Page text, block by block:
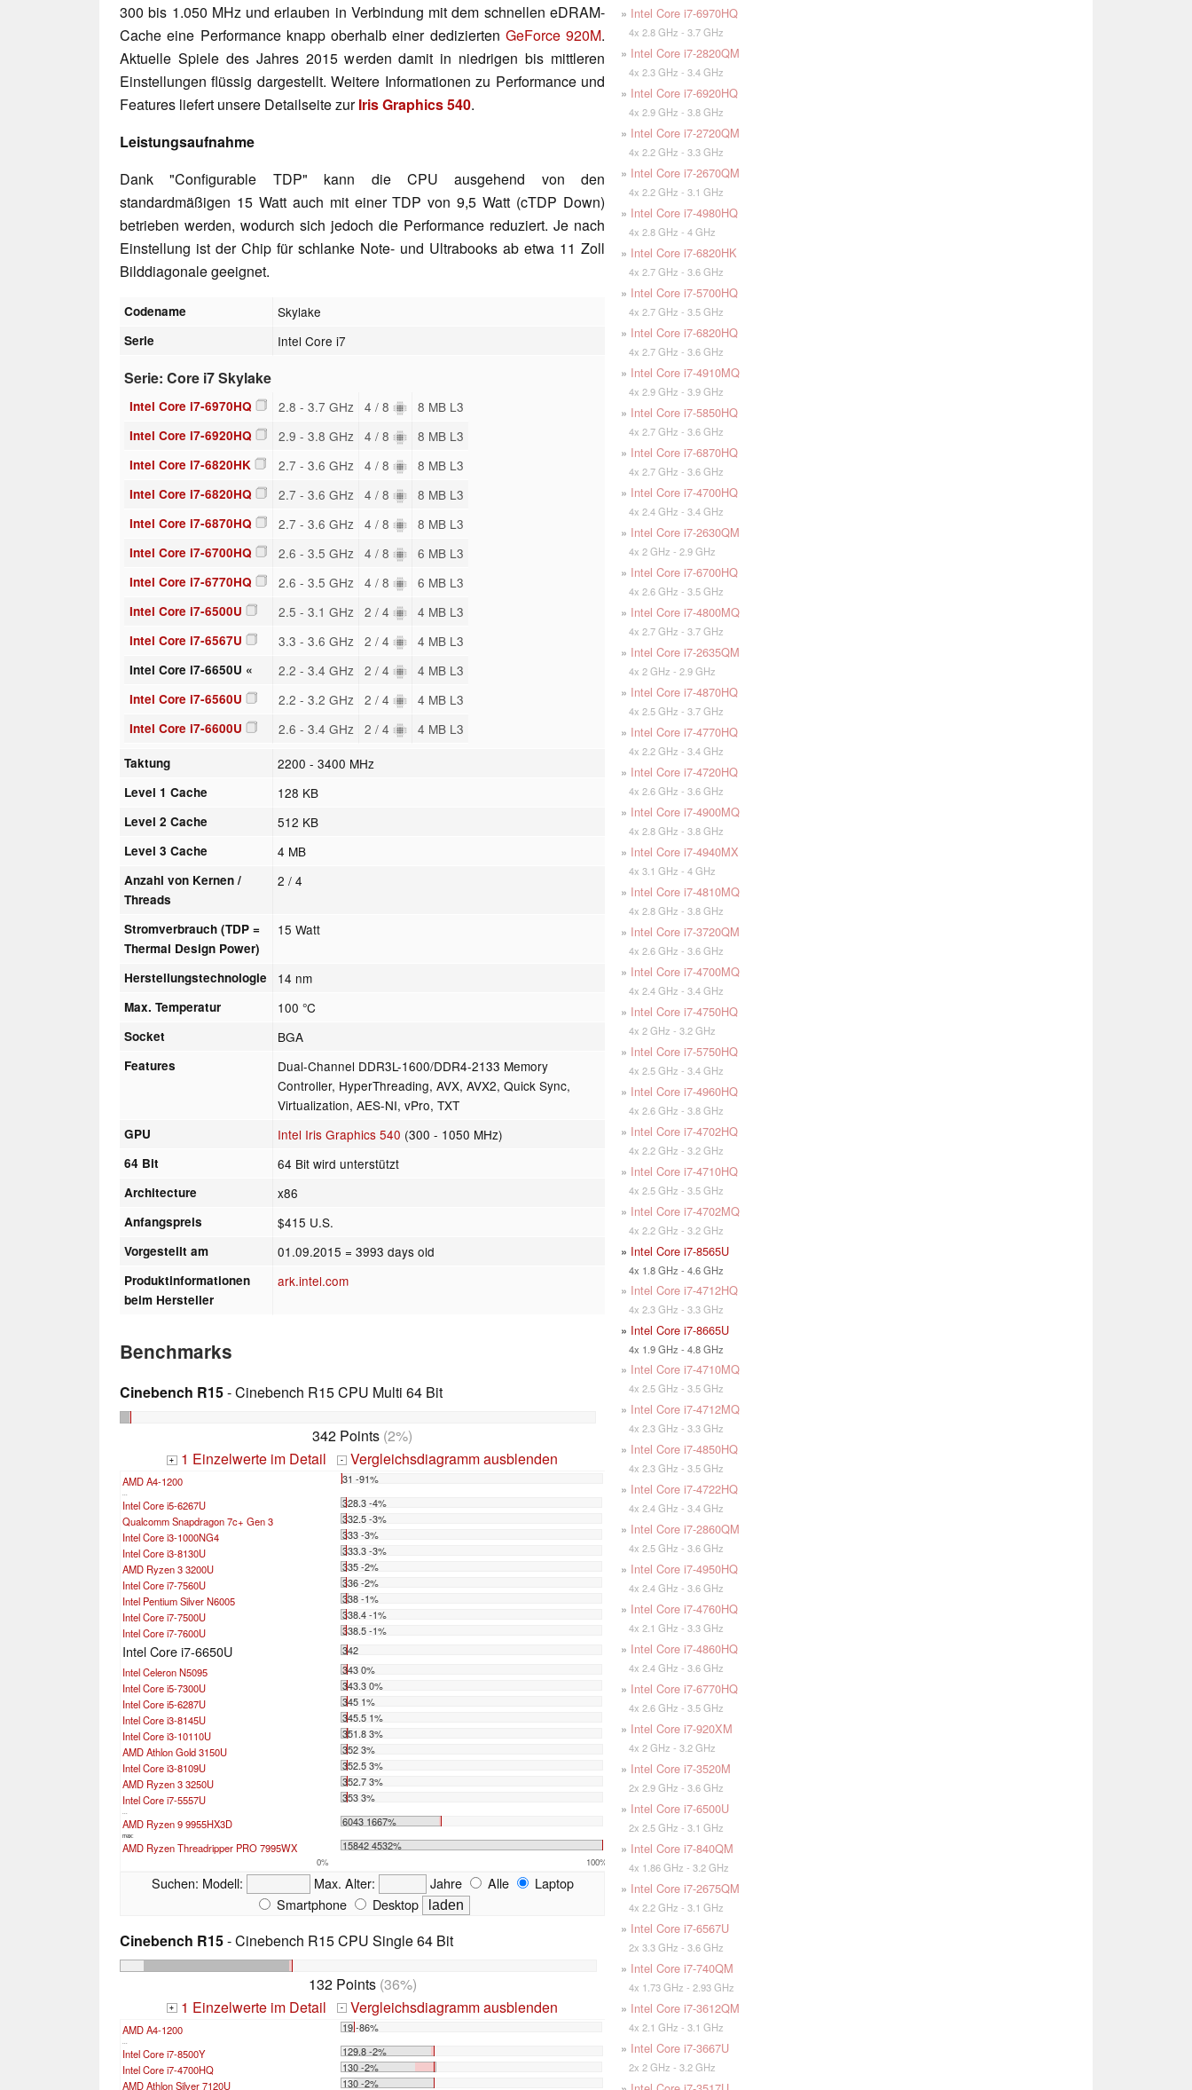
300 bis 1.050 MHz und erlauben in Verbindung mit dem schnellen eDRAM-
Cache eine Performance knapp oberhalb einer dedizierten GeForce 920M.
Aktuelle Spiele des Jahres 2015 werden damit in niedrigen bis mittleren
Einstellungen flüssig dargestellt. Weitere Informationen zu Performance und
Features liefert unsere Detailseite zurIris Graphics 540.
Leistungsaufnahme
Dank "Configurable TDP" kann die CPU ausgehend von den
standardmäßigen 15 Watt auch mit einer TDP von 9,5 Watt (cTDP Down)
betrieben werden, wodurch sich jedoch die Performance reduziert. Je nach
Einstellung ist der Chip für schlanke Note- und Ultrabooks ab etwa 11 Zoll
Bilddiagonale geeignet.
Codename Skylake
Serie Intel Core i7
Serie: Core i7 Skylake
Intel Core i7-6970HQ 2.8 - 3.7 GHz 4 / 8 8 MB L3
Intel Core i7-6920HQ 2.9 - 3.8 GHz 4 / 8 8 MB L3
Intel Core i7-6820HK 2.7 - 3.6 GHz 4 / 8 8 MB L3
Intel Core i7-6820HQ 2.7 - 3.6 GHz 4 / 8 8 MB L3
Intel Core i7-6870HQ 2.7 - 3.6 GHz 4 / 8 8 MB L3
Intel Core i7-6700HQ 2.6 - 3.5 GHz 4 / 8 6 MB L3
Intel Core i7-6770HQ 2.6 - 3.5 GHz 4 / 8 6 MB L3
Intel Core i7-6500U 2.5 - 3.1 GHz 2 / 4 4 MB L3
Intel Core i7-6567U 3.3 - 3.6 GHz 2 / 4 4 MB L3
Intel Core i7-6650U « 2.2 - 3.4 GHz 2 / 4 4 MB L3
Intel Core i7-6560U 2.2 - 3.2 GHz 2 / 4 4 MB L3
Intel Core i7-6600U 2.6 - 3.4 GHz 2 / 4 4 MB L3
Taktung 2200 - 3400 MHz
Level 1 Cache 128 KB
Level 2 Cache 512 KB
Level 3 Cache 4 MB
Anzahl von Kernen /
Threads
2 / 4
Stromverbrauch (TDP =
Thermal Design Power)
15 Watt
Herstellungstechnologie 14 nm
Max. Temperatur 100 °C
Socket BGA
Features
Dual-Channel DDR3L-1600/DDR4-2133 Memory
Controller, HyperThreading, AVX, AVX2, Quick Sync,
Virtualization, AES-NI, vPro, TXT
GPU Intel Iris Graphics 540 (300 - 1050 MHz)
64 Bit 64 Bit wird unterstützt
Architecture x86
Anfangspreis $415 U.S.
Vorgestellt am 01.09.2015 = 3993 days old
Produktinformationen
beim Hersteller
ark.intel.com
Benchmarks
Cinebench R15- Cinebench R15 CPU Multi 64 Bit
342 Points (2%)
+ 1 Einzelwerte im Detail - Vergleichsdiagramm ausblenden
AMD A4-1200 31 -91%
Intel Core i5-6267U
328.3 -4%
Qualcomm Snapdragon 7c+ Gen 3
332.5 -3%
Intel Core i3-1000NG4
333 -3%
Intel Core i3-8130U
333.3 -3%
AMD Ryzen 3 3200U
335 -2%
Intel Core i7-7560U
336 -2%
Intel Pentium Silver N6005
338 -1%
Intel Core i7-7500U
338.4 -1%
Intel Core i7-7600U
338.5 -1%
Intel Core i7-6650U
342
Intel Celeron N5095
343 0%
Intel Core i5-7300U
343.3 0%
Intel Core i5-6287U
345 1%
Intel Core i3-8145U
345.5 1%
Intel Core i3-10110U
351.8 3%
AMD Athlon Gold 3150U
352 3%
Intel Core i3-8109U
352.5 3%
AMD Ryzen 3 3250U
352.7 3%
Intel Core i7-5557U
353 3%
AMD Ryzen 9 9955HX3D 6043 1667%
max:
AMD Ryzen Threadripper PRO 7995WX 15842 4532%
0% 100%
Suchen: Modell: Max. Alter: Jahre Alle
Laptop
Smartphone
Desktop
Cinebench R15- Cinebench R15 CPU Single 64 Bit
132 Points(36%)
+ 1 Einzelwerte im Detail - Vergleichsdiagramm ausblenden
AMD A4-1200 19 -86%
Intel Core i7-8500Y
129.8 -2%
Intel Core i7-4700HQ
130 -2%
AMD Athlon Silver 7120U
130 -2%
» Intel Core i7-6970HQ
4x 2.8 GHz - 3.7 GHz
» Intel Core i7-2820QM
4x 2.3 GHz - 3.4 GHz
» Intel Core i7-6920HQ
4x 2.9 GHz - 3.8 GHz
» Intel Core i7-2720QM
4x 2.2 GHz - 3.3 GHz
» Intel Core i7-2670QM
4x 2.2 GHz - 3.1 GHz
» Intel Core i7-4980HQ
4x 2.8 GHz - 4 GHz
» Intel Core i7-6820HK
4x 2.7 GHz - 3.6 GHz
» Intel Core i7-5700HQ
4x 2.7 GHz - 3.5 GHz
» Intel Core i7-6820HQ
4x 2.7 GHz - 3.6 GHz
» Intel Core i7-4910MQ
4x 2.9 GHz - 3.9 GHz
» Intel Core i7-5850HQ
4x 2.7 GHz - 3.6 GHz
» Intel Core i7-6870HQ
4x 2.7 GHz - 3.6 GHz
» Intel Core i7-4700HQ
4x 2.4 GHz - 3.4 GHz
» Intel Core i7-2630QM
4x 2 GHz - 2.9 GHz
» Intel Core i7-6700HQ
4x 2.6 GHz - 3.5 GHz
» Intel Core i7-4800MQ
4x 2.7 GHz - 3.7 GHz
» Intel Core i7-2635QM
4x 2 GHz - 2.9 GHz
» Intel Core i7-4870HQ
4x 2.5 GHz - 3.7 GHz
» Intel Core i7-4770HQ
4x 2.2 GHz - 3.4 GHz
» Intel Core i7-4720HQ
4x 2.6 GHz - 3.6 GHz
» Intel Core i7-4900MQ
4x 2.8 GHz - 3.8 GHz
» Intel Core i7-4940MX
4x 3.1 GHz - 4 GHz
» Intel Core i7-4810MQ
4x 2.8 GHz - 3.8 GHz
» Intel Core i7-3720QM
4x 2.6 GHz - 3.6 GHz
» Intel Core i7-4700MQ
4x 2.4 GHz - 3.4 GHz
» Intel Core i7-4750HQ
4x 2 GHz - 3.2 GHz
» Intel Core i7-5750HQ
4x 2.5 GHz - 3.4 GHz
» Intel Core i7-4960HQ
4x 2.6 GHz - 3.8 GHz
» Intel Core i7-4702HQ
4x 2.2 GHz - 3.2 GHz
» Intel Core i7-4710HQ
4x 2.5 GHz - 3.5 GHz
» Intel Core i7-4702MQ
4x 2.2 GHz - 3.2 GHz
» Intel Core i7-8565U
4x 1.8 GHz - 4.6 GHz
» Intel Core i7-4712HQ
4x 2.3 GHz - 3.3 GHz
» Intel Core i7-8665U
4x 1.9 GHz - 4.8 GHz
» Intel Core i7-4710MQ
4x 2.5 GHz - 3.5 GHz
» Intel Core i7-4712MQ
4x 2.3 GHz - 3.3 GHz
» Intel Core i7-4850HQ
4x 2.3 GHz - 3.5 GHz
» Intel Core i7-4722HQ
4x 2.4 GHz - 3.4 GHz
» Intel Core i7-2860QM
4x 2.5 GHz - 3.6 GHz
» Intel Core i7-4950HQ
4x 2.4 GHz - 3.6 GHz
» Intel Core i7-4760HQ
4x 2.1 GHz - 3.3 GHz
» Intel Core i7-4860HQ
4x 2.4 GHz - 3.6 GHz
» Intel Core i7-6770HQ
4x 2.6 GHz - 3.5 GHz
» Intel Core i7-920XM
4x 2 GHz - 3.2 GHz
» Intel Core i7-3520M
2x 2.9 GHz - 3.6 GHz
» Intel Core i7-6500U
2x 2.5 GHz - 3.1 GHz
» Intel Core i7-840QM
4x 1.86 GHz - 3.2 GHz
» Intel Core i7-2675QM
4x 2.2 GHz - 3.1 GHz
» Intel Core i7-6567U
2x 3.3 GHz - 3.6 GHz
» Intel Core i7-740QM
4x 1.73 GHz - 2.93 GHz
» Intel Core i7-3612QM
4x 2.1 GHz - 3.1 GHz
» Intel Core i7-3667U
2x 2 GHz - 3.2 GHz